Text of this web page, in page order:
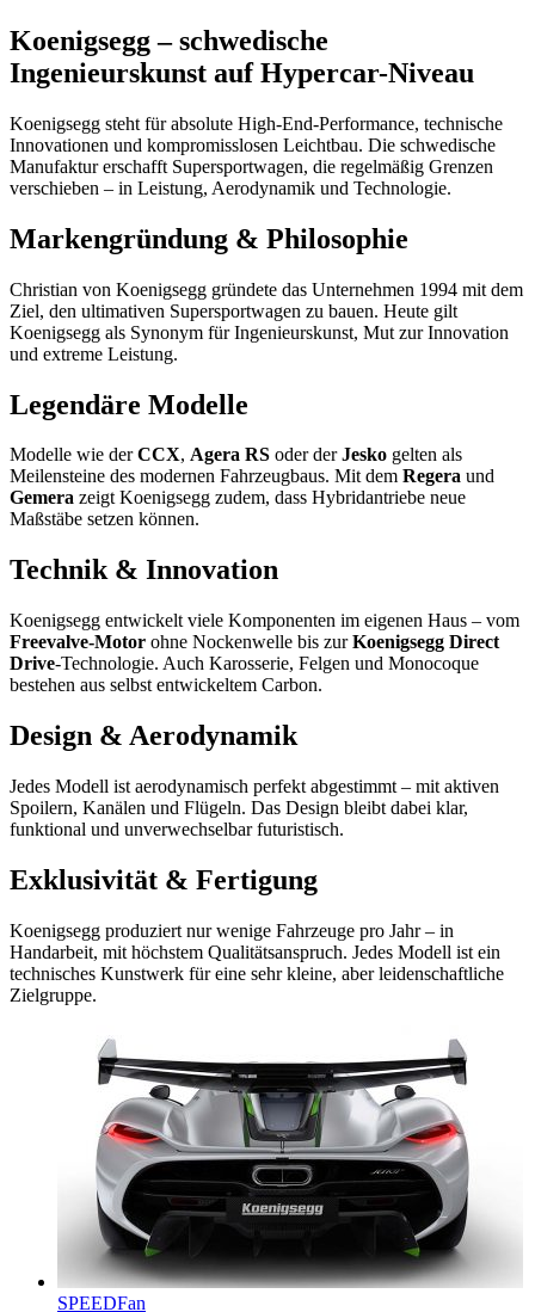
Koenigsegg – schwedische
Ingenieurskunst auf Hypercar-Niveau
Koenigsegg steht für absolute High-End-Performance, technische
Innovationen und kompromisslosen Leichtbau. Die schwedische
Manufaktur erschafft Supersportwagen, die regelmäßig Grenzen
verschieben – in Leistung, Aerodynamik und Technologie.
Markengründung & Philosophie
Christian von Koenigsegg gründete das Unternehmen 1994 mit dem
Ziel, den ultimativen Supersportwagen zu bauen. Heute gilt
Koenigsegg als Synonym für Ingenieurskunst, Mut zur Innovation
und extreme Leistung.
Legendäre Modelle
Modelle wie derCCX, Agera RS oder derJesko gelten als
Meilensteine des modernen Fahrzeugbaus. Mit dem Regera und
Gemera zeigt Koenigsegg zudem, dass Hybridantriebe neue
Maßstäbe setzen können.
Technik & Innovation
Koenigsegg entwickelt viele Komponenten im eigenen Haus – vom
Freevalve-Motor ohne Nockenwelle bis zurKoenigsegg Direct
Drive-Technologie. Auch Karosserie, Felgen und Monocoque
bestehen aus selbst entwickeltem Carbon.
Design & Aerodynamik
Jedes Modell ist aerodynamisch perfekt abgestimmt – mit aktiven
Spoilern, Kanälen und Flügeln. Das Design bleibt dabei klar,
funktional und unverwechselbar futuristisch.
Exklusivität & Fertigung
Koenigsegg produziert nur wenige Fahrzeuge pro Jahr – in
Handarbeit, mit höchstem Qualitätsanspruch. Jedes Modell ist ein
technisches Kunstwerk für eine sehr kleine, aber leidenschaftliche
Zielgruppe.
SPEEDFan